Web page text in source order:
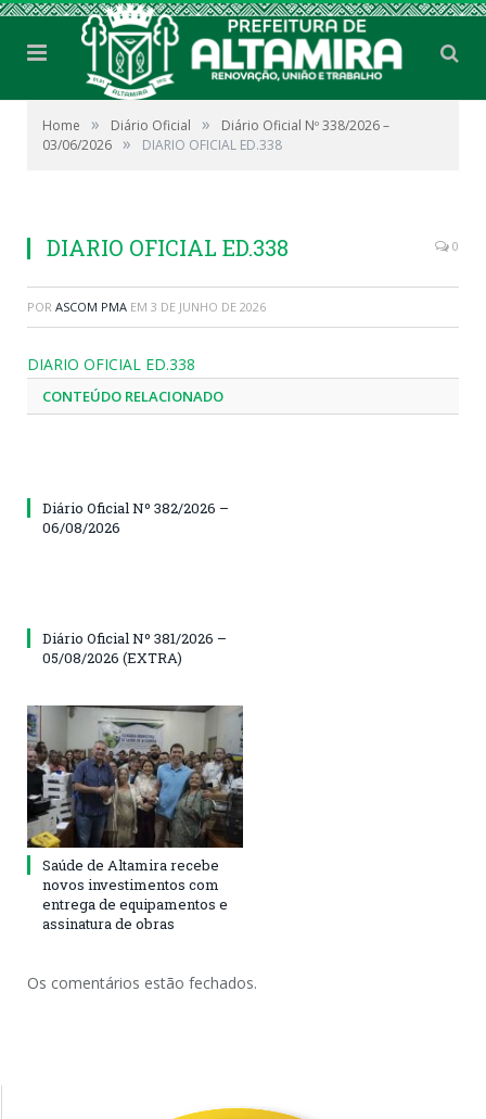
Home » Diário Oficial »
Diário Oficial Nº 338/2026 –
03/06/2026 » DIARIO OFICIAL ED.338
DIARIO OFICIAL ED.338 0
POR ASCOM PMA EM 3 DE JUNHO DE 2026
DIARIO OFICIAL ED.338
CONTEÚDO RELACIONADO
Diário Oficial Nº 382/2026 –
06/08/2026
Diário Oficial Nº 381/2026 –
05/08/2026 (EXTRA)
Saúde de Altamira recebe
novos investimentos com
entrega de equipamentos e
assinatura de obras
Os comentários estão fechados.